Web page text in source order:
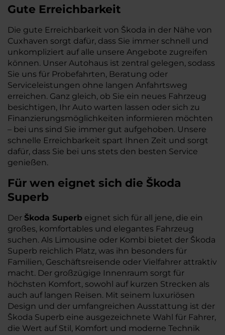
Gute Erreichbarkeit
Die gute Erreichbarkeit von Škoda in der Nähe von
Cuxhaven sorgt dafür, dass Sie immer schnell und
unkompliziert auf alle unsere Angebote zugreifen
können. Unser Autohaus ist zentral gelegen, sodass
Sie uns für Probefahrten, Beratung oder
Serviceleistungen ohne langen Anfahrtsweg
erreichen. Ganz gleich, ob Sie ein neues Fahrzeug
besichtigen, Ihr Auto warten lassen oder sich zu
Finanzierungsmöglichkeiten informieren möchten
– bei uns sind Sie immer gut aufgehoben. Unsere
schnelle Erreichbarkeit spart Ihnen Zeit und sorgt
dafür, dass Sie bei uns stets den besten Service
genießen.
Für wen eignet sich die Škoda
Superb
Der Škoda Superb eignet sich für all jene, die ein
großes, komfortables und elegantes Fahrzeug
suchen. Als Limousine oder Kombi bietet der Škoda
Superb reichlich Platz, was ihn besonders für
Familien, Geschäftsreisende oder Vielfahrer attraktiv
macht. Der großzügige Innenraum sorgt für
höchsten Komfort, sowohl auf kurzen Strecken als
auch auf langen Reisen. Mit seinem luxuriösen
Design und der umfangreichen Ausstattung ist der
Škoda Superb eine ausgezeichnete Wahl für Fahrer,
die Wert auf Stil, Komfort und moderne Technik